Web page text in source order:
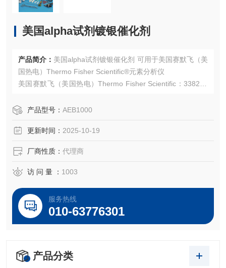
美国alpha试剂镀银催化剂
产品简介： 美国alpha试剂镀银催化剂 可用于美国赛默飞（美
国热电）Thermo Fisher Scientific®元素分析仪
美国赛默飞（美国热电）Thermo Fisher Scientific：338245
注：使用OEM编号仅仅是为了方便查询，并不代表产品来自
于所对应仪器。
产品型号： AEB1000
更新时间： 2025-10-19
厂商性质： 代理商
访 问 量 ： 1003
服务热线
010-63776301
产品分类